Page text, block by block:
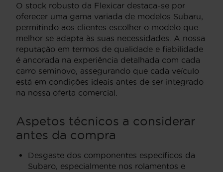
O stock robusto da Flexicar destaca-se por
oferecer uma gama variada de modelos Subaru,
permitindo aos clientes escolher o modelo que
melhor se adapta às suas necessidades. A nossa
reputação em termos de qualidade e fiabilidade
é ancorada na experiência detalhada com cada
carro seminovo, assegurando que cada veículo
está em condições ideais antes de ser integrado
na nossa oferta comercial.
Aspetos técnicos a considerar
antes da compra
Desgaste dos componentes específicos da
Subaro, especialmente nos rolamentos e